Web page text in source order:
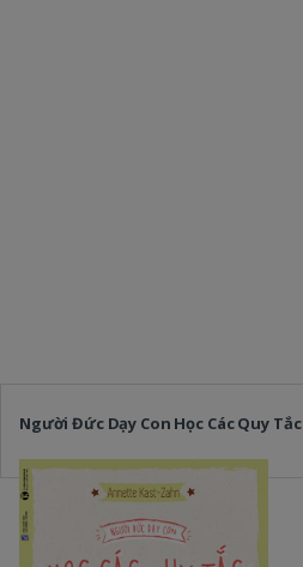
Người Đức Dạy Con Học Các Quy Tắc